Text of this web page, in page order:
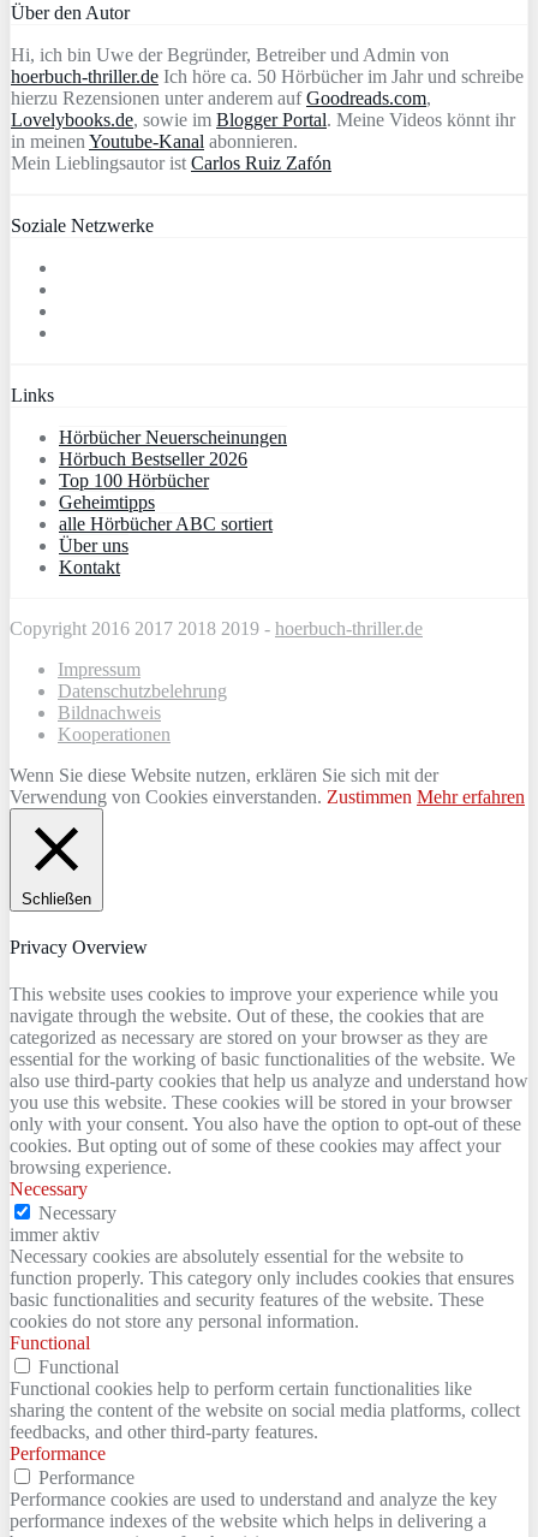
Über den Autor
Hi, ich bin Uwe der Begründer, Betreiber und Admin von
hoerbuch-thriller.de Ich höre ca. 50 Hörbücher im Jahr und schreibe
hierzu Rezensionen unter anderem aufGoodreads.com,
Lovelybooks.de, sowie im Blogger Portal. Meine Videos könnt ihr
in meinen Youtube-Kanal abonnieren.
Mein Lieblingsautor ist Carlos Ruiz Zafón
Soziale Netzwerke
Links
Hörbücher Neuerscheinungen
Hörbuch Bestseller 2026
Top 100 Hörbücher
Geheimtipps
alle Hörbücher ABC sortiert
Über uns
Kontakt
Copyright 2016 2017 2018 2019 - hoerbuch-thriller.de
Impressum
Datenschutzbelehrung
Bildnachweis
Kooperationen
Wenn Sie diese Website nutzen, erklären Sie sich mit der
Verwendung von Cookies einverstanden. Zustimmen Mehr erfahren
Schließen
Privacy Overview
This website uses cookies to improve your experience while you
navigate through the website. Out of these, the cookies that are
categorized as necessary are stored on your browser as they are
essential for the working of basic functionalities of the website. We
also use third-party cookies that help us analyze and understand how
you use this website. These cookies will be stored in your browser
only with your consent. You also have the option to opt-out of these
cookies. But opting out of some of these cookies may affect your
browsing experience.
Necessary
Necessary
immer aktiv
Necessary cookies are absolutely essential for the website to
function properly. This category only includes cookies that ensures
basic functionalities and security features of the website. These
cookies do not store any personal information.
Functional
Functional
Functional cookies help to perform certain functionalities like
sharing the content of the website on social media platforms, collect
feedbacks, and other third-party features.
Performance
Performance
Performance cookies are used to understand and analyze the key
performance indexes of the website which helps in delivering a